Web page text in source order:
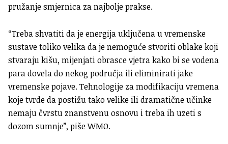
pružanje smjernica za najbolje prakse.
“Treba shvatiti da je energija uključena u vremenske
sustave toliko velika da je nemoguće stvoriti oblake koji
stvaraju kišu, mijenjati obrasce vjetra kako bi se vodena
para dovela do nekog područja ili eliminirati jake
vremenske pojave. Tehnologije za modifikaciju vremena
koje tvrde da postižu tako velike ili dramatične učinke
nemaju čvrstu znanstvenu osnovu i treba ih uzeti s
dozom sumnje”, piše WMO.